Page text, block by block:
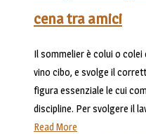
cena tra amici
Il sommelier è colui o
vino cibo, e svolge il
figura essenziale le cui
discipline. Per svolgere il
Read More